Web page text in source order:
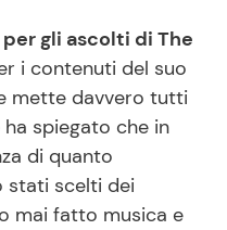
Ricette in TV
Piatti
Facili e Veloci
gli ascolti di The
i contenuti del suo
mette davvero tutti
spiegato che in
di quanto
stati scelti dei
mai fatto musica e